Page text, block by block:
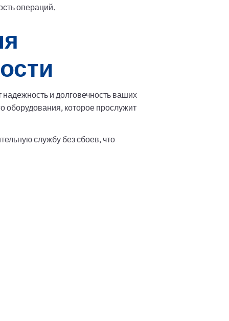
операций.
и долговечность ваших
которое прослужит
службу без сбоев, что